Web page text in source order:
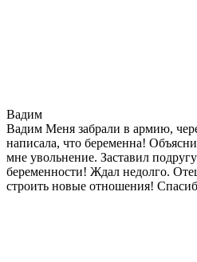
Вадим
Вадим Меня забрали в армию,
написала, что беременна!
мне увольнение. Заставил
беременности! Ждал недолго.
строить новые отношения!